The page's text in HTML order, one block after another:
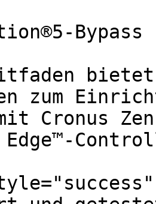
Bypass
zum
Cronus
Edge™-